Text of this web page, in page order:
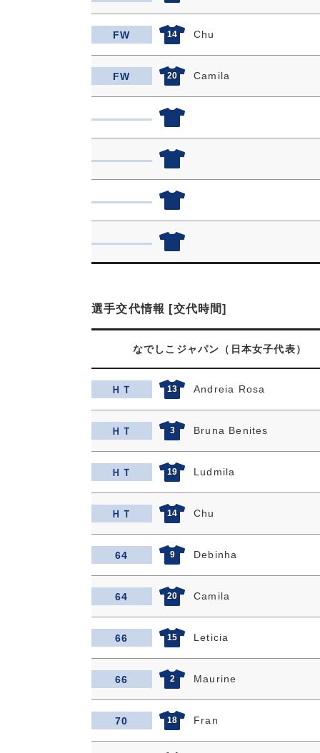
FW 14 Chu
FW 20 Camila
選手交代情報 [交代時間]
なでしこジャパン（日本女子代表）
ＨＴ 13 Andreia Rosa
ＨＴ 3 Bruna Benites
ＨＴ 19 Ludmila
ＨＴ 14 Chu
64 9 Debinha
64 20 Camila
66 15 Leticia
66 2 Maurine
70 18 Fran